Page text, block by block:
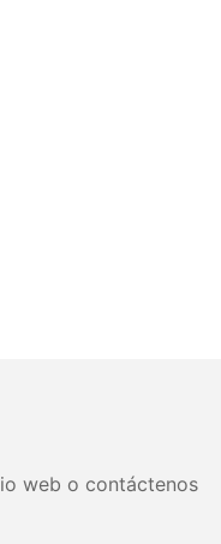
web o contáctenos